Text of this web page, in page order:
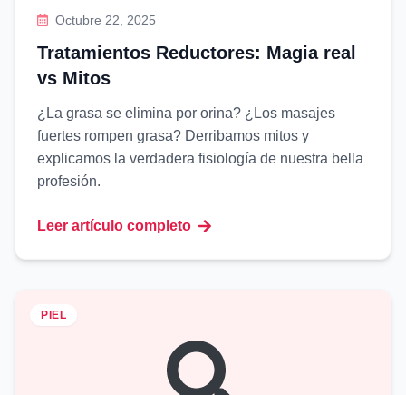
Octubre 22, 2025
Tratamientos Reductores: Magia real
vs Mitos
¿La grasa se elimina por orina? ¿Los masajes
fuertes rompen grasa? Derribamos mitos y
explicamos la verdadera fisiología de nuestra bella
profesión.
Leer artículo completo
PIEL